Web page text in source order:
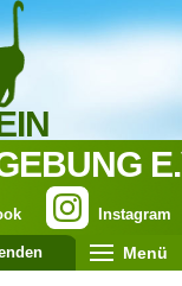
Instagram
Menü